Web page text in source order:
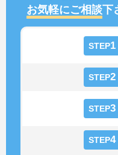
お気軽にご相談下
STEP1
STEP2
STEP3
STEP4